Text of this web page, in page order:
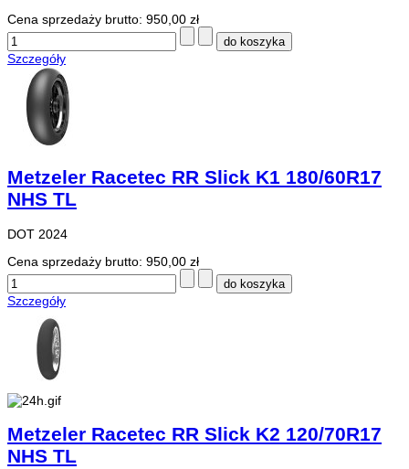
Cena sprzedaży brutto: 950,00 zł
Szczegóły
Metzeler Racetec RR Slick K1 180/60R17
NHS TL
DOT 2024
Cena sprzedaży brutto: 950,00 zł
Szczegóły
Metzeler Racetec RR Slick K2 120/70R17
NHS TL